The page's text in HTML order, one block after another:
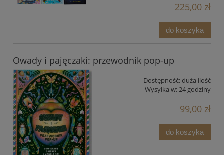
225,00 zł
do koszyka
Owady i pajęczaki: przewodnik pop-up
Dostępność: duża ilość
Wysyłka w:24 godziny
99,00 zł
do koszyka